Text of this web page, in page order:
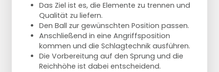
Das Ziel ist es, die Elemente zu trennen und
Qualität zu liefern.
Den Ball zur gewünschten Position passen.
Anschließend in eine Angriffsposition
kommen und die Schlagtechnik ausführen.
Die Vorbereitung auf den Sprung und die
Reichhöhe ist dabei entscheidend.